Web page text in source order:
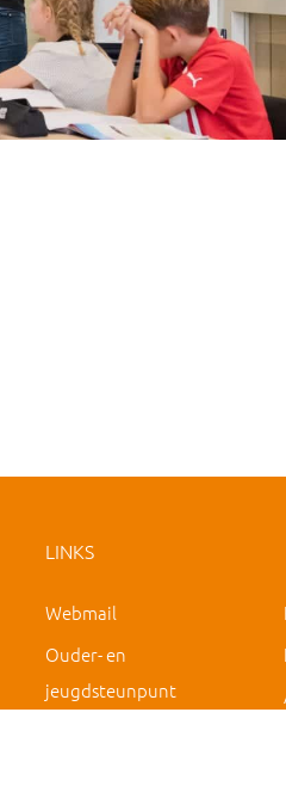
LINKS
Webmail
Ouder- en
jeugdsteunpunt